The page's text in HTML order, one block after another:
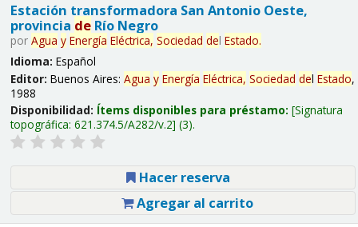
Estación transformadora San Antonio Oeste,
provincia deRío Negro
por Agua y Energía Eléctrica, Sociedad del Estado.
Idioma: Español
Editor: Buenos Aires: Agua y Energía Eléctrica, Sociedad del Estado,
1988
Disponibilidad: Ítems disponibles para préstamo: Signatura
topográfica: 621.374.5/A282/v.2 (3).
Hacer reserva
Agregar al carrito